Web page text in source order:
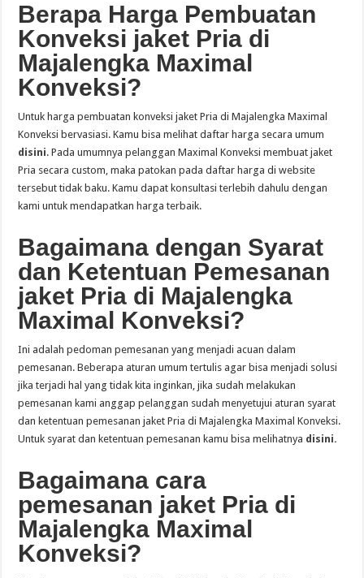
Berapa Harga Pembuatan
Konveksi jaket Pria di
Majalengka Maximal
Konveksi?
Untuk harga pembuatan konveksi jaket Pria di Majalengka Maximal
Konveksi bervasiasi. Kamu bisa melihat daftar harga secara umum
disini. Pada umumnya pelanggan Maximal Konveksi membuat jaket
Pria secara custom, maka patokan pada daftar harga di website
tersebut tidak baku. Kamu dapat konsultasi terlebih dahulu dengan
kami untuk mendapatkan harga terbaik.
Bagaimana dengan Syarat
dan Ketentuan Pemesanan
jaket Pria di Majalengka
Maximal Konveksi?
Ini adalah pedoman pemesanan yang menjadi acuan dalam
pemesanan. Beberapa aturan umum tertulis agar bisa menjadi solusi
jika terjadi hal yang tidak kita inginkan, jika sudah melakukan
pemesanan kami anggap pelanggan sudah menyetujui aturan syarat
dan ketentuan pemesanan jaket Pria di Majalengka Maximal Konveksi.
Untuk syarat dan ketentuan pemesanan kamu bisa melihatnya disini.
Bagaimana cara
pemesanan jaket Pria di
Majalengka Maximal
Konveksi?